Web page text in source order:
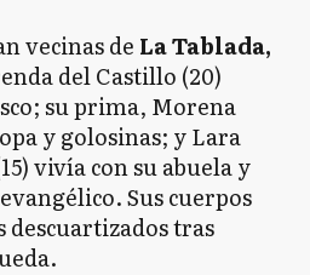
vecinas de La Tablada,
del Castillo (20)
su prima, Morena
y golosinas; y Lara
vivía con su abuela y
Sus cuerpos
tras